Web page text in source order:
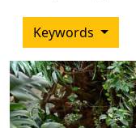
Keywords